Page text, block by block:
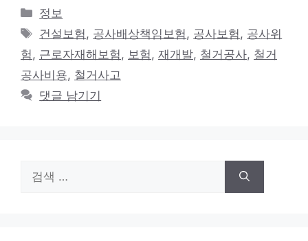
카
테
리
정보
태
그
건설보험 , 공사배상책임보험 , 공사보험 , 공사위
험 , 근로자재해보험 , 보험 , 재개발, 철거공사, 철거
공사비용, 철거사고
댓글 남기기
색: